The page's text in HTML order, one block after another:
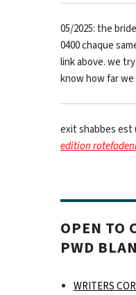
05/2025: the
0400 chaque
link above. we
know how far
exit shabbes est
edition
OPEN TO
PWD
WRITERS